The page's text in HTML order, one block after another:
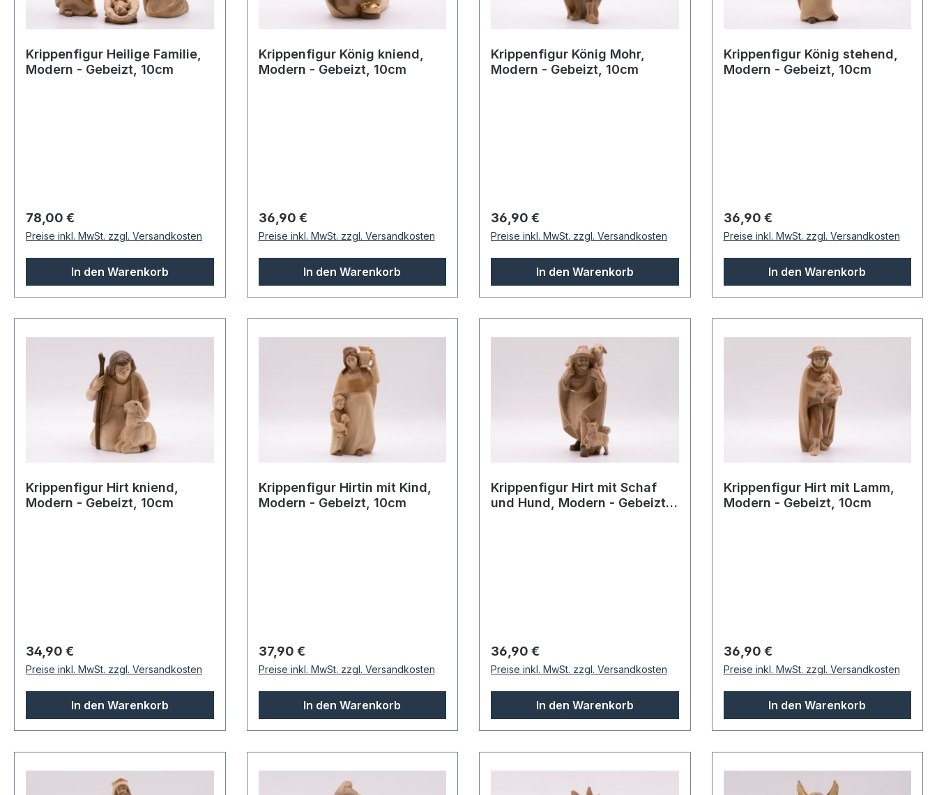
Krippenfigur Heilige Familie,
Modern - Gebeizt, 10cm
Regulärer Preis:
78,00 €
Preise inkl. MwSt. zzgl. Versandkosten
In den Warenkorb
Krippenfigur König kniend,
Modern - Gebeizt, 10cm
Regulärer Preis:
36,90 €
Preise inkl. MwSt. zzgl. Versandkosten
In den Warenkorb
Krippenfigur König Mohr,
Modern - Gebeizt, 10cm
Regulärer Preis:
36,90 €
Preise inkl. MwSt. zzgl. Versandkosten
In den Warenkorb
Krippenfigur König stehend,
Modern - Gebeizt, 10cm
Regulärer Preis:
36,90 €
Preise inkl. MwSt. zzgl. Versandkosten
In den Warenkorb
Krippenfigur Hirt kniend,
Modern - Gebeizt, 10cm
Regulärer Preis:
34,90 €
Preise inkl. MwSt. zzgl. Versandkosten
In den Warenkorb
Krippenfigur Hirtin mit Kind,
Modern - Gebeizt, 10cm
Regulärer Preis:
37,90 €
Preise inkl. MwSt. zzgl. Versandkosten
In den Warenkorb
Krippenfigur Hirt mit Schaf
und Hund, Modern - Gebeizt,
Regulärer Preis:
36,90 €
Preise inkl. MwSt. zzgl. Versandkosten
In den Warenkorb
Krippenfigur Hirt mit Lamm,
Modern - Gebeizt, 10cm
Regulärer Preis:
36,90 €
Preise inkl. MwSt. zzgl. Versandkosten
In den Warenkorb